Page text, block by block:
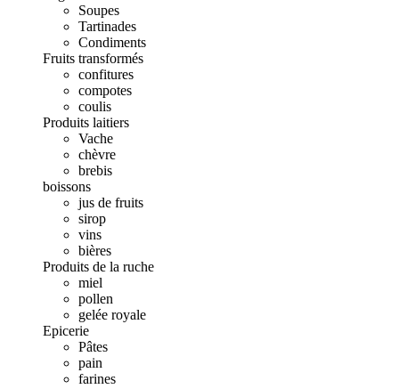
Soupes
Tartinades
Condiments
Fruits transformés
confitures
compotes
coulis
Produits laitiers
Vache
chèvre
brebis
boissons
jus de fruits
sirop
vins
bières
Produits de la ruche
miel
pollen
gelée royale
Epicerie
Pâtes
pain
farines